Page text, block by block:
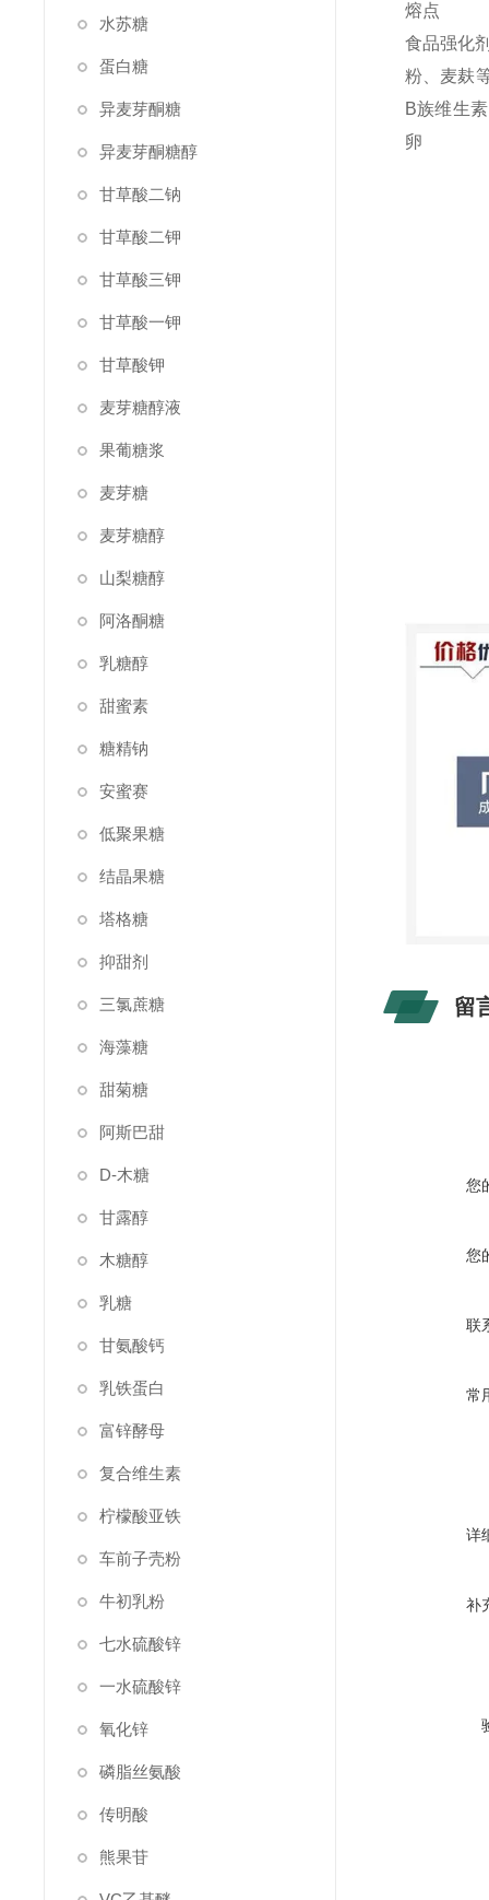
水苏糖
蛋白糖
异麦芽酮糖
异麦芽酮糖醇
甘草酸二钠
甘草酸二钾
甘草酸三钾
甘草酸一钾
甘草酸钾
麦芽糖醇液
果葡糖浆
麦芽糖
麦芽糖醇
山梨糖醇
阿洛酮糖
乳糖醇
甜蜜素
糖精钠
安蜜赛
低聚果糖
结晶果糖
塔格糖
抑甜剂
三氯蔗糖
海藻糖
甜菊糖
阿斯巴甜
D-木糖
甘露醇
木糖醇
乳糖
甘氨酸钙
乳铁蛋白
富锌酵母
复合维生素
柠檬酸亚铁
车前子壳粉
牛初乳粉
七水硫酸锌
一水硫酸锌
氧化锌
磷脂丝氨酸
传明酸
熊果苷
熔点
食品强化
粉、麦麸
B族维生
留
您
您
联
常
详
补